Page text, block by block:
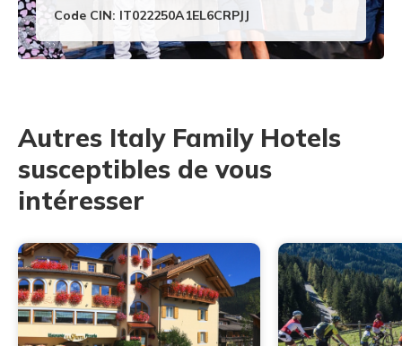
Code CIN: IT022250A1EL6CRPJJ
Autres Italy Family Hotels
susceptibles de vous
intéresser